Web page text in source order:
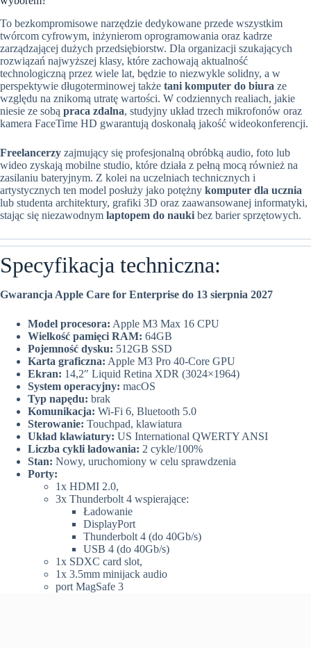
To bezkompromisowe narzędzie dedykowane przede wszystkim
twórcom cyfrowym, inżynierom oprogramowania oraz kadrze
zarządzającej dużych przedsiębiorstw. Dla organizacji szukających
rozwiązań najwyższej klasy, które zachowają aktualność
technologiczną przez wiele lat, będzie to niezwykle solidny, a w
perspektywie długoterminowej także tani komputer do biura ze
względu na znikomą utratę wartości. W codziennych realiach, jakie
niesie ze sobą praca zdalna, studyjny układ trzech mikrofonów oraz
kamera FaceTime HD gwarantują doskonałą jakość wideokonferencji.
Freelancerzy zajmujący się profesjonalną obróbką audio, foto lub
wideo zyskają mobilne studio, które działa z pełną mocą również na
zasilaniu bateryjnym. Z kolei na uczelniach technicznych i
artystycznych ten model posłuży jako potężny komputer dla ucznia
lub studenta architektury, grafiki 3D oraz zaawansowanej informatyki,
stając się niezawodnym laptopem do nauki bez barier sprzętowych.
Specyfikacja techniczna:
Gwarancja Apple Care for Enterprise do 13 sierpnia 2027
Model procesora: Apple M3 Max 16 CPU
Wielkość pamięci RAM: 64GB
Pojemność dysku: 512GB SSD
Karta graficzna: Apple M3 Pro 40-Core GPU
Ekran: 14,2″ Liquid Retina XDR (3024×1964)
System operacyjny: macOS
Typ napędu: brak
Komunikacja: Wi-Fi 6, Bluetooth 5.0
Sterowanie: Touchpad, klawiatura
Układ klawiatury: US International QWERTY ANSI
Liczba cykli ładowania: 2 cykle/100%
Stan: Nowy, uruchomiony w celu sprawdzenia
Porty:
1x HDMI 2.0,
3x Thunderbolt 4 wspierające:
Ładowanie
DisplayPort
Thunderbolt 4 (do 40Gb/s)
USB 4 (do 40Gb/s)
1x SDXC card slot,
1x 3.5mm minijack audio
port MagSafe 3